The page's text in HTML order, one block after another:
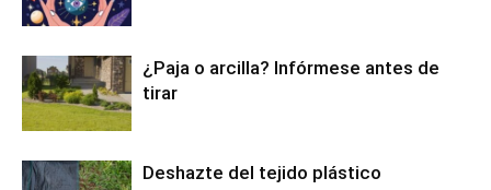
¿Paja o arcilla? Infórmese antes de
tirar
Deshazte del tejido plástico